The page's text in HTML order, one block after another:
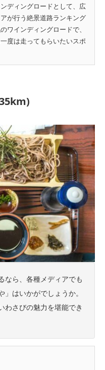
ディングロードとして、広
が行う絶景道路ランキング
ワインディングロードで、
度は走ってもらいたいスポ
なら、各種メディアでも
」はいかがでしょうか。
わさびの魅力を堪能でき